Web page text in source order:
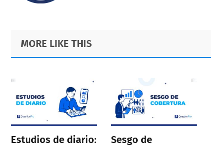
Primary
Sidebar
Footer
MORE LIKE THIS
Estudios de diario:
Sesgo de